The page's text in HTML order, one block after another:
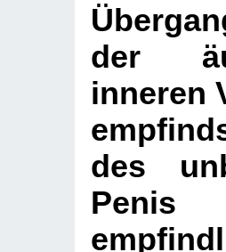
der
inneren
des